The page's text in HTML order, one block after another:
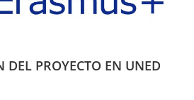
DEL PROYECTO EN UNED